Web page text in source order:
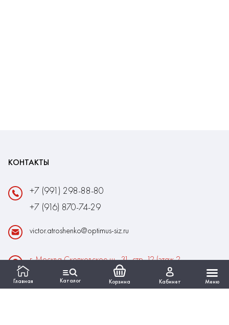
Главная Каталог Корзина Кабинет Меню
КОНТАКТЫ
+7 (991) 298-88-80
+7 (916) 870-74-29
victor.atroshenko@optimus-siz.ru
г. Москва Сколковское ш., 31, стр. 12 (этаж 2,
помещение 22)
Время работы: